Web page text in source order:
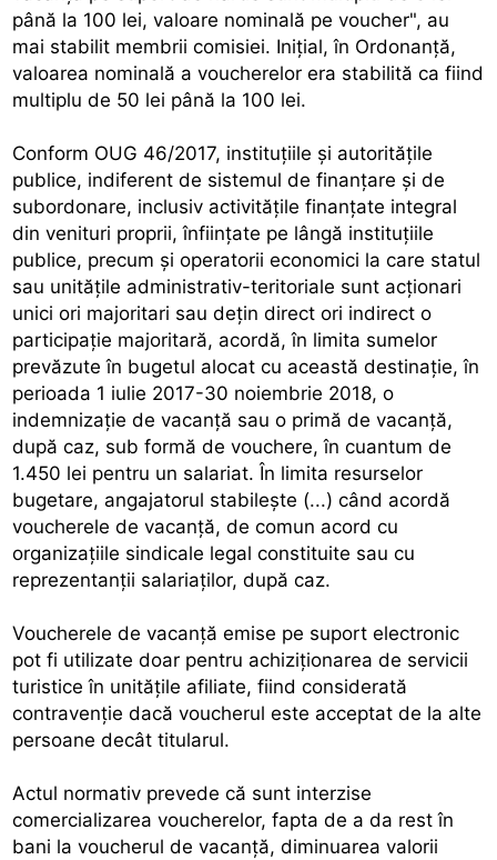
până la 100 lei, valoare nominală pe voucher", au
mai stabilit membrii comisiei. Iniţial, în Ordonanţă,
valoarea nominală a voucherelor era stabilită ca fiind
multiplu de 50 lei până la 100 lei.
Conform OUG 46/2017, instituţiile şi autorităţile
publice, indiferent de sistemul de finanţare şi de
subordonare, inclusiv activităţile finanţate integral
din venituri proprii, înfiinţate pe lângă instituţiile
publice, precum şi operatorii economici la care statul
sau unităţile administrativ-teritoriale sunt acţionari
unici ori majoritari sau deţin direct ori indirect o
participaţie majoritară, acordă, în limita sumelor
prevăzute în bugetul alocat cu această destinaţie, în
perioada 1 iulie 2017-30 noiembrie 2018, o
indemnizaţie de vacanţă sau o primă de vacanţă,
după caz, sub formă de vouchere, în cuantum de
1.450 lei pentru un salariat. În limita resurselor
bugetare, angajatorul stabileşte (...) când acordă
voucherele de vacanţă, de comun acord cu
organizaţiile sindicale legal constituite sau cu
reprezentanţii salariaţilor, după caz.
Voucherele de vacanţă emise pe suport electronic
pot fi utilizate doar pentru achiziţionarea de servicii
turistice în unităţile afiliate, fiind considerată
contravenţie dacă voucherul este acceptat de la alte
persoane decât titularul.
Actul normativ prevede că sunt interzise
comercializarea voucherelor, fapta de a da rest în
bani la voucherul de vacanţă, diminuarea valorii